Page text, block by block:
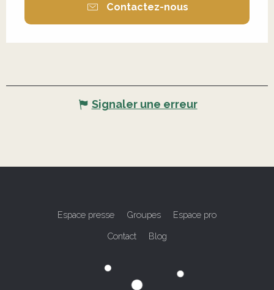
Contactez-nous
Signaler une erreur
Espace presse Groupes Espace pro
Contact Blog